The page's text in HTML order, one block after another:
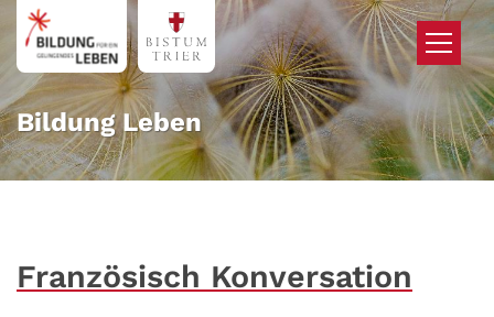
Zum Inhalt springen
Bildung Leben
Französisch Konversation